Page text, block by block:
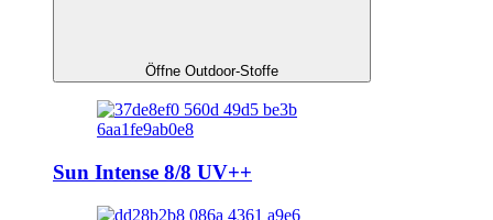
Öffne Outdoor-Stoffe
Sun Intense 8/8 UV++